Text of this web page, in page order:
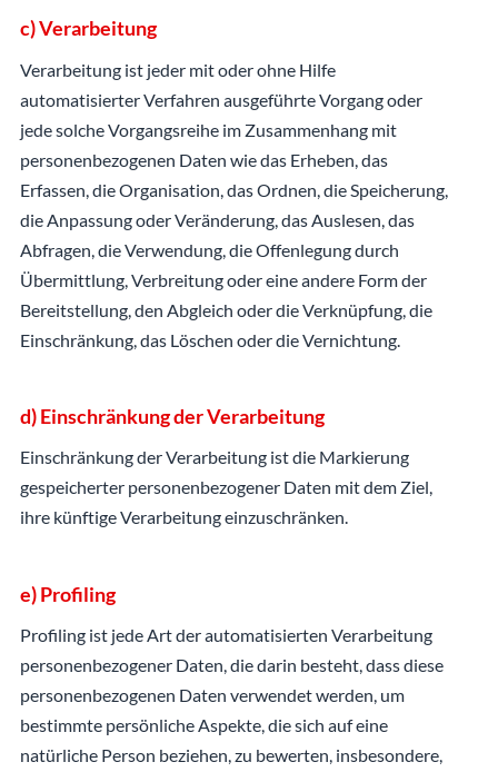
c) Verarbeitung
Verarbeitung ist jeder mit oder ohne Hilfe
automatisierter Verfahren ausgeführte Vorgang oder
jede solche Vorgangsreihe im Zusammenhang mit
personenbezogenen Daten wie das Erheben, das
Erfassen, die Organisation, das Ordnen, die Speicherung,
die Anpassung oder Veränderung, das Auslesen, das
Abfragen, die Verwendung, die Offenlegung durch
Übermittlung, Verbreitung oder eine andere Form der
Bereitstellung, den Abgleich oder die Verknüpfung, die
Einschränkung, das Löschen oder die Vernichtung.
d) Einschränkung der Verarbeitung
Einschränkung der Verarbeitung ist die Markierung
gespeicherter personenbezogener Daten mit dem Ziel,
ihre künftige Verarbeitung einzuschränken.
e) Profiling
Profiling ist jede Art der automatisierten Verarbeitung
personenbezogener Daten, die darin besteht, dass diese
personenbezogenen Daten verwendet werden, um
bestimmte persönliche Aspekte, die sich auf eine
natürliche Person beziehen, zu bewerten, insbesondere,